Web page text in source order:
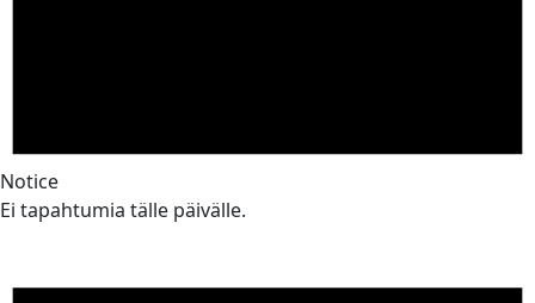
Notice
Ei tapahtumia tälle päivälle.